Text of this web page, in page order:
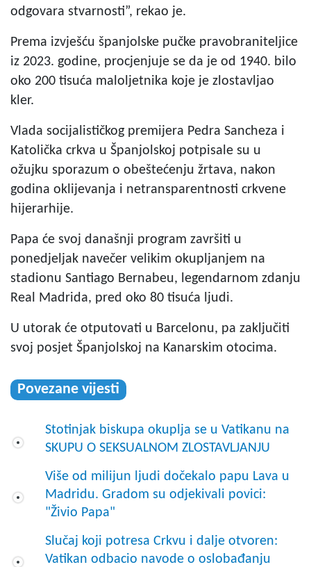
odgovara stvarnosti”, rekao je.
Prema izvješću španjolske pučke pravobraniteljice
iz 2023. godine, procjenjuje se da je od 1940. bilo
oko 200 tisuća maloljetnika koje je zlostavljao
kler.
Vlada socijalističkog premijera Pedra Sancheza i
Katolička crkva u Španjolskoj potpisale su u
ožujku sporazum o obeštećenju žrtava, nakon
godina oklijevanja i netransparentnosti crkvene
hijerarhije.
Papa će svoj današnji program završiti u
ponedjeljak navečer velikim okupljanjem na
stadionu Santiago Bernabeu, legendarnom zdanju
Real Madrida, pred oko 80 tisuća ljudi.
U utorak će otputovati u Barcelonu, pa zaključiti
svoj posjet Španjolskoj na Kanarskim otocima.
Povezane vijesti
Stotinjak biskupa okuplja se u Vatikanu na
SKUPU O SEKSUALNOM ZLOSTAVLJANJU
Više od milijun ljudi dočekalo papu Lava u
Madridu. Gradom su odjekivali povici:
"Živio Papa"
Slučaj koji potresa Crkvu i dalje otvoren:
Vatikan odbacio navode o oslobađanju